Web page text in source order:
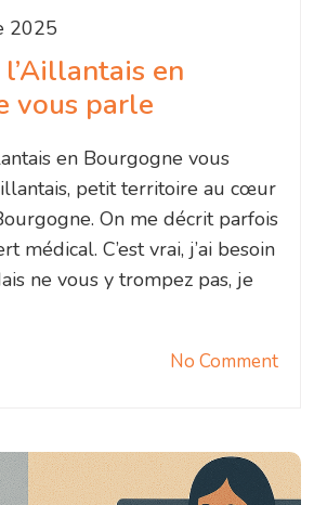
2025
l’Aillantais en
vous parle
en Bourgogne vous
petit territoire au cœur
On me décrit parfois
médical. C’est vrai, j’ai besoin
ne vous y trompez pas, je
No Comment